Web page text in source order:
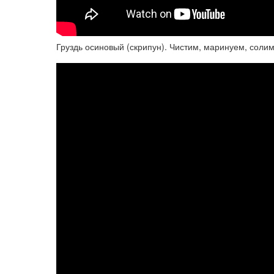
Груздь осиновый (скрипун). Чистим, маринуем,